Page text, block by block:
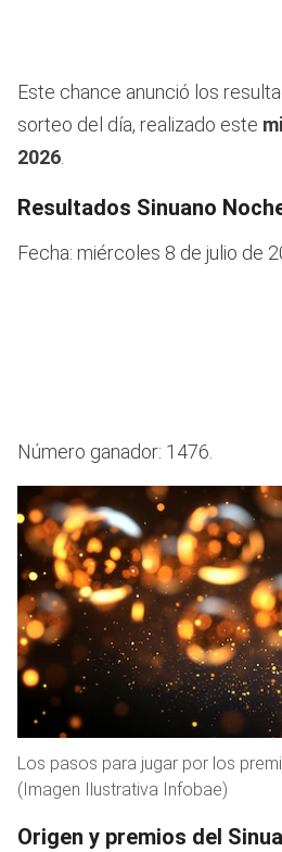
Este chance anunció los
sorteo del día, realizado este
2026
Resultados Sinuano
Fecha: miércoles 8 de julio de
Número ganador: 1476.
Los pasos para jugar por los
(Imagen Ilustrativa Infobae)
Origen y premios del